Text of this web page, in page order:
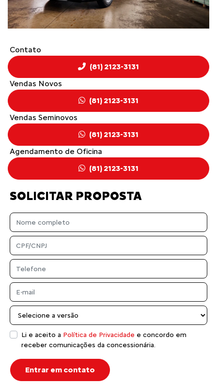
SOLICITAR PROPOSTA
Li e aceito a Política de Privacidade e concordo em
receber comunicações da concessionária.
Entrar em contato
Contato
(81) 2123-3131
Vendas Novos
(81) 2123-3131
Vendas Seminovos
(81) 2123-3131
Agendamento de Oficina
(81) 2123-3131